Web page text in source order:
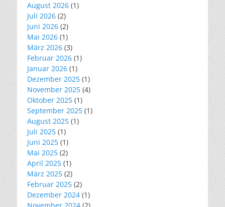
August 2026 (1)
Juli 2026 (2)
Juni 2026 (2)
Mai 2026 (1)
März 2026 (3)
Februar 2026 (1)
Januar 2026 (1)
Dezember 2025 (1)
November 2025 (4)
Oktober 2025 (1)
September 2025 (1)
August 2025 (1)
Juli 2025 (1)
Juni 2025 (1)
Mai 2025 (2)
April 2025 (1)
März 2025 (2)
Februar 2025 (2)
Dezember 2024 (1)